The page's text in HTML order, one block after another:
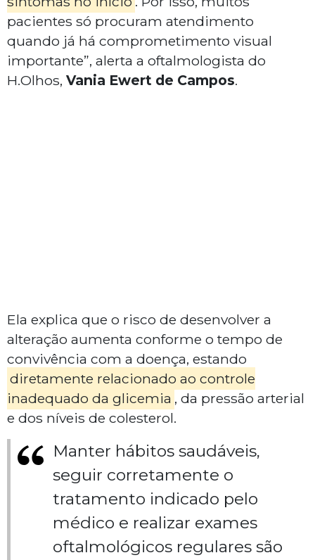
pacientes só procuram atendimento
quando já há comprometimento visual
importante”, alerta a oftalmologista do
H.Olhos, Vania Ewert de Campos.
Ela explica que o risco de desenvolver a
alteração aumenta conforme o tempo de
convivência com a doença, estando
diretamente relacionado ao controle
inadequado da glicemia , da pressão arterial
e dos níveis de colesterol.
Manter hábitos saudáveis,
seguir corretamente o
tratamento indicado pelo
médico e realizar exames
oftalmológicos regulares são